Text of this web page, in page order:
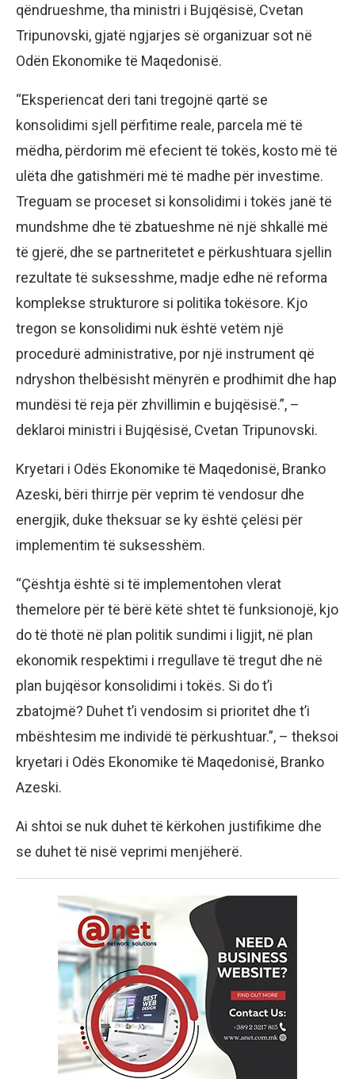
qëndrueshme, tha ministri i Bujqësisë, Cvetan
Tripunovski, gjatë ngjarjes së organizuar sot në
Odën Ekonomike të Maqedonisë.
“Eksperiencat deri tani tregojnë qartë se
konsolidimi sjell përfitime reale, parcela më të
mëdha, përdorim më efecient të tokës, kosto më të
ulëta dhe gatishmëri më të madhe për investime.
Treguam se proceset si konsolidimi i tokës janë të
mundshme dhe të zbatueshme në një shkallë më
të gjerë, dhe se partneritetet e përkushtuara sjellin
rezultate të suksesshme, madje edhe në reforma
komplekse strukturore si politika tokësore. Kjo
tregon se konsolidimi nuk është vetëm një
procedurë administrative, por një instrument që
ndryshon thelbësisht mënyrën e prodhimit dhe hap
mundësi të reja për zhvillimin e bujqësisë.”, –
deklaroi ministri i Bujqësisë, Cvetan Tripunovski.
Kryetari i Odës Ekonomike të Maqedonisë, Branko
Azeski, bëri thirrje për veprim të vendosur dhe
energjik, duke theksuar se ky është çelësi për
implementim të suksesshëm.
“Çështja është si të implementohen vlerat
themelore për të bërë këtë shtet të funksionojë, kjo
do të thotë në plan politik sundimi i ligjit, në plan
ekonomik respektimi i rregullave të tregut dhe në
plan bujqësor konsolidimi i tokës. Si do t’i
zbatojmë? Duhet t’i vendosim si prioritet dhe t’i
mbështesim me individë të përkushtuar.”, – theksoi
kryetari i Odës Ekonomike të Maqedonisë, Branko
Azeski.
Ai shtoi se nuk duhet të kërkohen justifikime dhe
se duhet të nisë veprimi menjëherë.